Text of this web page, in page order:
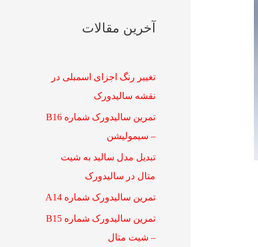
آخرین مقالات
تغییر رنگ اجزای اسمبلی در
نقشه سالیدورک
تمرین سالیدورک شماره B16
– سیمولیشن
تبدیل مدل سالید به شیت
متال در سالیدورک
تمرین سالیدورک شماره A14
تمرین سالیدورک شماره B15
– شیت متال